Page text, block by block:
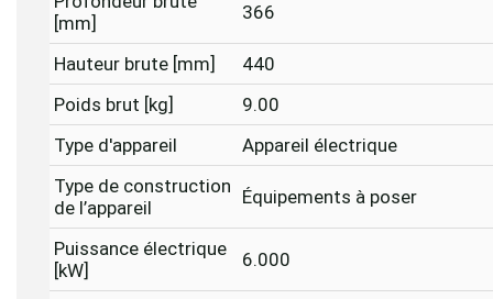
[mm]
366
Hauteur brute [mm]
440
Poids brut [kg]
9.00
Type d'appareil
Appareil électrique
Type de construction
de l’appareil
Équipements à poser
Puissance électrique
[kW]
6.000